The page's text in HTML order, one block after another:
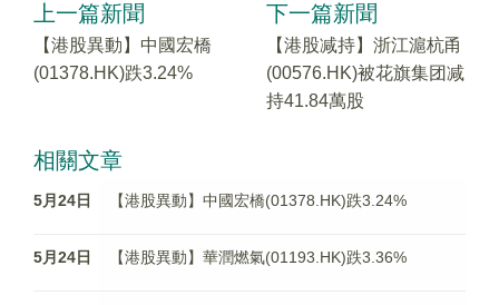
上一篇新聞
【港股異動】中國宏橋
(01378.HK)跌3.24%
下一篇新聞
【港股减持】浙江滬杭甬
(00576.HK)被花旗集团减
持41.84萬股
相關文章
5月24日 【港股異動】中國宏橋(01378.HK)跌3.24%
5月24日 【港股異動】華潤燃氣(01193.HK)跌3.36%